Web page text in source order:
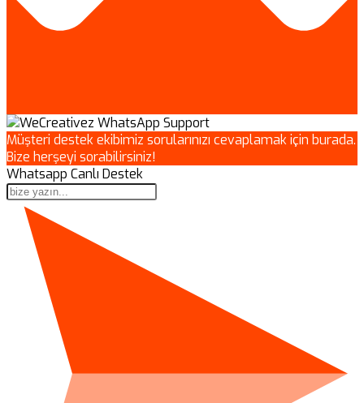
Müşteri destek ekibimiz sorularınızı cevaplamak için burada.
Bize herşeyi sorabilirsiniz!
Whatsapp Canlı Destek